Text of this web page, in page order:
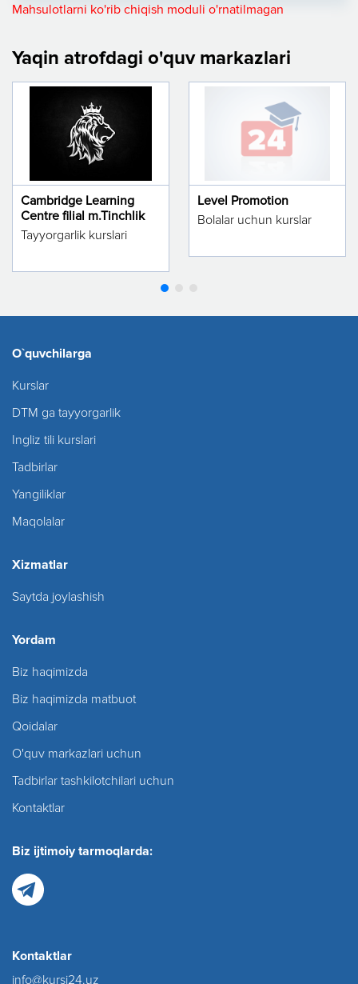
Mahsulotlarni ko'rib chiqish moduli o'rnatilmagan
Yaqin atrofdagi o'quv markazlari
Cambridge Learning
Centre filial m.Tinchlik
Tayyorgarlik kurslari
Level Promotion
Bolalar uchun kurslar
O`quvchilarga
Kurslar
DTM ga tayyorgarlik
Ingliz tili kurslari
Tadbirlar
Yangiliklar
Maqolalar
Xizmatlar
Saytda joylashish
Yordam
Biz haqimizda
Biz haqimizda matbuot
Qoidalar
O'quv markazlari uchun
Tadbirlar tashkilotchilari uchun
Kontaktlar
Biz ijtimoiy tarmoqlarda:
Kontaktlar
info@kursi24.uz